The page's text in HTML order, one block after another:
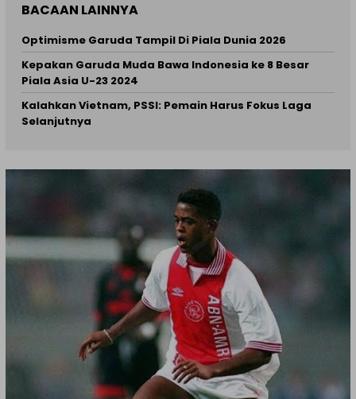
BACAAN LAINNYA
Optimisme Garuda Tampil Di Piala Dunia 2026
Kepakan Garuda Muda Bawa Indonesia ke 8 Besar
Piala Asia U-23 2024
Kalahkan Vietnam, PSSI: Pemain Harus Fokus Laga
Selanjutnya